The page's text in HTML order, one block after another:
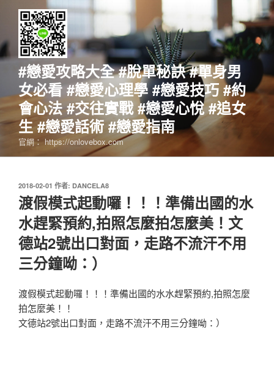
要
#戀愛攻略大全 #脫單秘訣 #單身男
女必看 #戀愛心理學 #戀愛技巧 #約
會心法 #交往實戰 #戀愛心悅 #追女
生 #戀愛話術 #戀愛指南
官網： https://onlovebox.com
發
佈
於
2018-02-01 作者: DANCELA8
渡假模式起動囉！！！準備出國的水
水趕緊預約,拍照怎麼拍怎麼美！文
德站2號出口對面，走路不流汗不用
三分鐘呦：）
渡假模式起動囉！！！準備出國的水水趕緊預約,拍照怎麼
拍怎麼美！！
文德站2號出口對面，走路不流汗不用三分鐘呦：）